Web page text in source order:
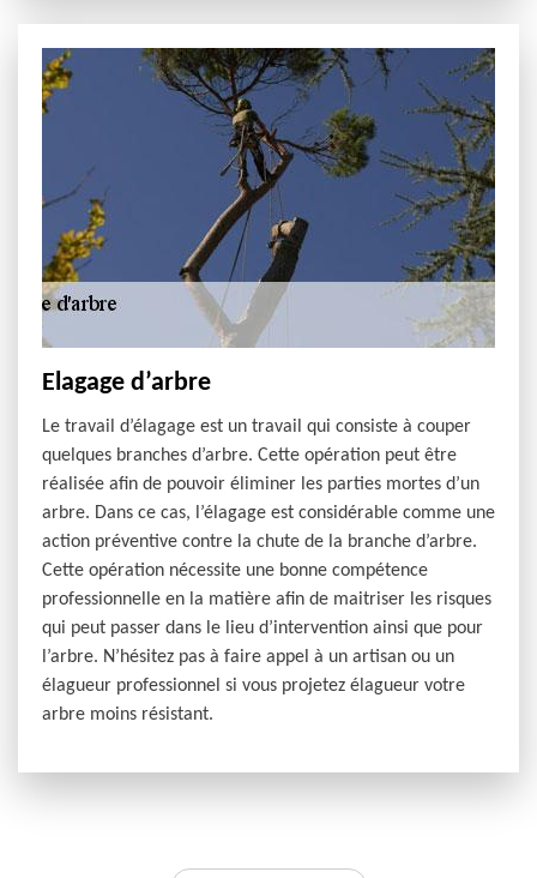
Elagage d’arbre
Le travail d’élagage est un travail qui consiste à couper
quelques branches d’arbre. Cette opération peut être
réalisée afin de pouvoir éliminer les parties mortes d’un
arbre. Dans ce cas, l’élagage est considérable comme une
action préventive contre la chute de la branche d’arbre.
Cette opération nécessite une bonne compétence
professionnelle en la matière afin de maitriser les risques
qui peut passer dans le lieu d’intervention ainsi que pour
l’arbre. N’hésitez pas à faire appel à un artisan ou un
élagueur professionnel si vous projetez élagueur votre
arbre moins résistant.